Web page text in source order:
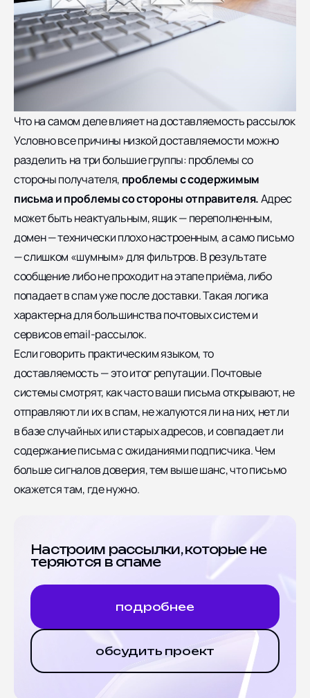
Что на самом деле влияет на доставляемость рассылок
Условно все причины низкой доставляемости можно
разделить на три большие группы: проблемы со
стороны получателя, проблемы с содержимым
письма и проблемы со стороны отправителя.Адрес
может быть неактуальным, ящик — переполненным,
домен — технически плохо настроенным, а само письмо
— слишком «шумным» для фильтров. В результате
сообщение либо не проходит на этапе приёма, либо
попадает в спам уже после доставки. Такая логика
характерна для большинства почтовых систем и
сервисов email-рассылок.
Если говорить практическим языком, то
доставляемость — это итог репутации. Почтовые
системы смотрят, как часто ваши письма открывают, не
отправляют ли их в спам, не жалуются ли на них, нет ли
в базе случайных или старых адресов, и совпадает ли
содержание письма с ожиданиями подписчика. Чем
больше сигналов доверия, тем выше шанс, что письмо
окажется там, где нужно.
Настроим рассылки, которые не
теряются в спаме
подробнее
обсудить проект